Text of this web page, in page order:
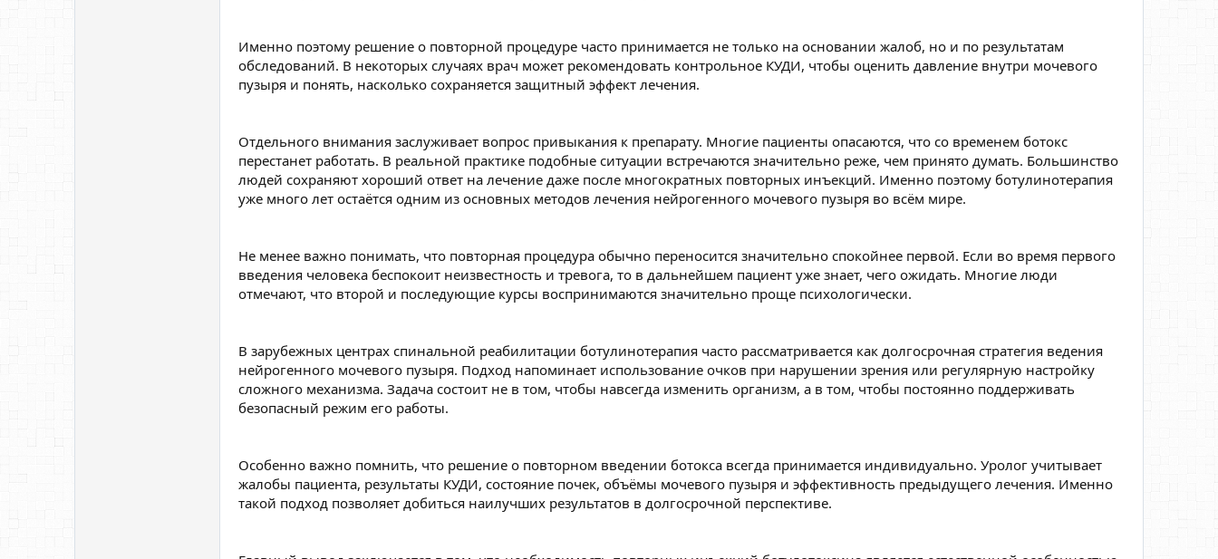
Именно поэтому решение о повторной процедуре часто принимается не только на основании жалоб, но и по результатам
обследований. В некоторых случаях врач может рекомендовать контрольное КУДИ, чтобы оценить давление внутри мочевого
пузыря и понять, насколько сохраняется защитный эффект лечения.
Отдельного внимания заслуживает вопрос привыкания к препарату. Многие пациенты опасаются, что со временем ботокс
перестанет работать. В реальной практике подобные ситуации встречаются значительно реже, чем принято думать. Большинство
людей сохраняют хороший ответ на лечение даже после многократных повторных инъекций. Именно поэтому ботулинотерапия
уже много лет остаётся одним из основных методов лечения нейрогенного мочевого пузыря во всём мире.
Не менее важно понимать, что повторная процедура обычно переносится значительно спокойнее первой. Если во время первого
введения человека беспокоит неизвестность и тревога, то в дальнейшем пациент уже знает, чего ожидать. Многие люди
отмечают, что второй и последующие курсы воспринимаются значительно проще психологически.
В зарубежных центрах спинальной реабилитации ботулинотерапия часто рассматривается как долгосрочная стратегия ведения
нейрогенного мочевого пузыря. Подход напоминает использование очков при нарушении зрения или регулярную настройку
сложного механизма. Задача состоит не в том, чтобы навсегда изменить организм, а в том, чтобы постоянно поддерживать
безопасный режим его работы.
Особенно важно помнить, что решение о повторном введении ботокса всегда принимается индивидуально. Уролог учитывает
жалобы пациента, результаты КУДИ, состояние почек, объёмы мочевого пузыря и эффективность предыдущего лечения. Именно
такой подход позволяет добиться наилучших результатов в долгосрочной перспективе.